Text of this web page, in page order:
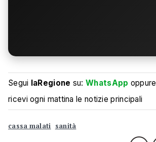
Segui laRegione su:WhatsApp oppure
ricevi ogni mattina le notizie principali
cassa malati sanità